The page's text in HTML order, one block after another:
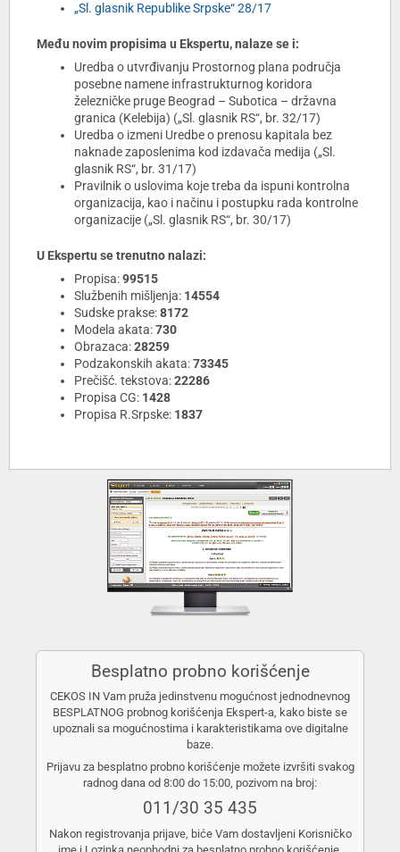
„Sl. glasnik Republike Srpske“ 28/17
Među novim propisima u Ekspertu, nalaze se i:
Uredba o utvrđivanju Prostornog plana područja
posebne namene infrastrukturnog koridora
železničke pruge Beograd – Subotica – državna
granica (Kelebija) („Sl. glasnik RS“, br. 32/17)
Uredba o izmeni Uredbe o prenosu kapitala bez
naknade zaposlenima kod izdavača medija („Sl.
glasnik RS“, br. 31/17)
Pravilnik o uslovima koje treba da ispuni kontrolna
organizacija, kao i načinu i postupku rada kontrolne
organizacije („Sl. glasnik RS“, br. 30/17)
U Ekspertu se trenutno nalazi:
Propisa:99515
Službenih mišljenja: 14554
Sudske prakse:8172
Modela akata:730
Obrazaca:28259
Podzakonskih akata:73345
Prečišć. tekstova:22286
Propisa CG: 1428
Propisa R.Srpske: 1837
Besplatno probno korišćenje
CEKOS IN Vam pruža jedinstvenu mogućnost jednodnevnog
BESPLATNOG probnog korišćenja Ekspert-a, kako biste se
upoznali sa mogućnostima i karakteristikama ove digitalne
baze.
Prijavu za besplatno probno korišćenje možete izvršiti svakog
radnog dana od 8:00 do 15:00, pozivom na broj:
011/30 35 435
Nakon registrovanja prijave, biće Vam dostavljeni Korisničko